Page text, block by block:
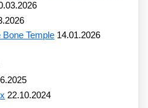
Bone Temple 14.01.2026
22.10.2024